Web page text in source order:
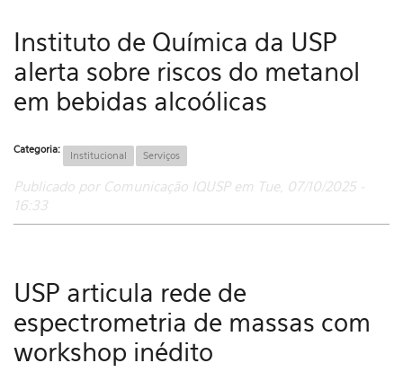
Instituto de Química da USP
alerta sobre riscos do metanol
em bebidas alcoólicas
Categoria: Institucional Serviços
Publicado por Comunicação IQUSP em Tue, 07/10/2025 -
16:33
USP articula rede de
espectrometria de massas com
workshop inédito